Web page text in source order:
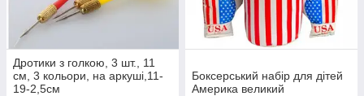
Дротики з голкою, 3 шт., 11
см, 3 кольори, на аркуші,11-
19-2,5см
Боксерський набір для дітей
Америка великий